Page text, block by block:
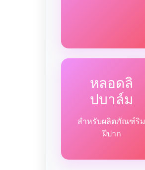
หลอดลิ
ปบาล์ม
สำหรับผลิตภัณฑ์ริม
ฝีปาก